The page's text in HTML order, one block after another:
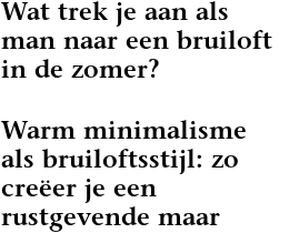
Wat trek je aan als
man naar een bruiloft
in de zomer?
Warm minimalisme
als bruiloftsstijl: zo
creëer je een
rustgevende maar